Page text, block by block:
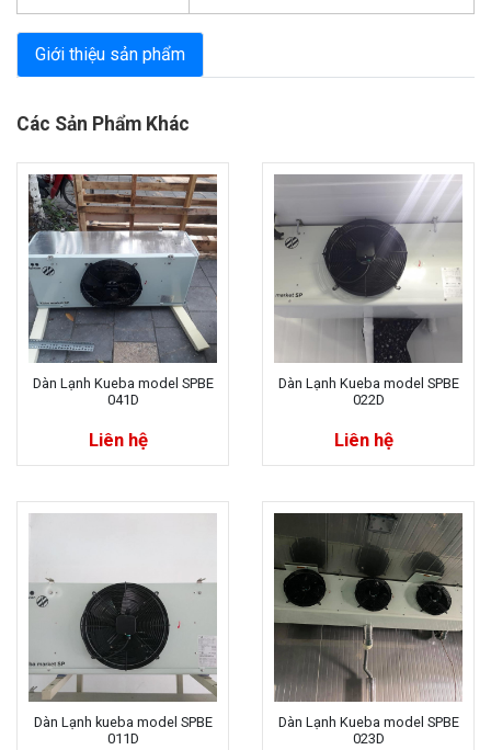
Giới thiệu sản phẩm
Các Sản Phẩm Khác
Dàn Lạnh Kueba model SPBE
041D
Liên hệ
Dàn Lạnh Kueba model SPBE
022D
Liên hệ
Dàn Lạnh kueba model SPBE
011D
Dàn Lạnh Kueba model SPBE
023D